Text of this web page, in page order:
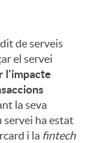
de serveis
el servei
l'impacte
la seva
servei ha estat
i la fintech